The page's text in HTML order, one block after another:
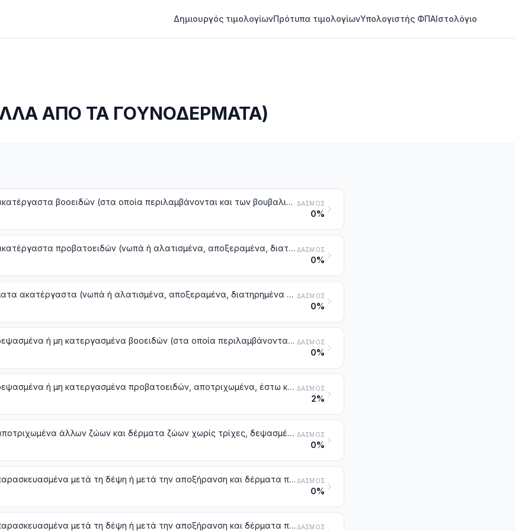
Δημιουργός τιμολογίωνΠρότυπα τιμολογίωνΥπολογιστής ΦΠΑΙστολόγιο
ΑΠΟ ΤΑ ΓΟΥΝΟΔΕΡΜΑΤΑ)
Δέρματα ακατέργαστα βοοειδών (στα οποία περιλαμβάνονται και των βουβαλιών) ή μονόπλων (νωπά ή αλατισμένα, αποξεραμένα, διατηρημένα με ασβέστη, με άλλα διατηρητικά διαλύματα ή αλλιώς διατηρημένα, αλλά όχι δεψασμένα ούτε περγαμηνοειδή, ούτε παρασκευασμένα με άλλο τρόπο), έστω και αποτριχωμένα ή σχισμένα κατά μήκος ΔΑΣΜΌΣ
0%
Δέρματα ακατέργαστα προβατοειδών (νωπά ή αλατισμένα, αποξεραμένα, διατηρημένα με ασβέστη, με άλλα διατηρητικά διαλύματα ή αλλιώς διατηρημένα, αλλά όχι δεψασμένα ούτε περγαμηνοειδή ούτε παρασκευασμένα με άλλο τρόπο), έστω και αποτριχωμένα ή σχισμένα κατά μήκος, άλλα από εκείνα που αποκλείονται στη σημείωση 1 στοιχείο γ) του κεφαλαίου αυτού ΔΑΣΜΌΣ
0%
Άλλα δέρματα ακατέργαστα (νωπά ή αλατισμένα, αποξεραμένα, διατηρημένα με ασβέστη, με άλλα διατηρητικά διαλύματα ή αλλιώς διατηρημένα, αλλά όχι δεψασμένα ούτε περγαμηνοειδή, ούτε παρασκευασμένα με άλλο τρόπο), έστω και αποτριχωμένα ή σχισμένα κατά μήκος, άλλα από εκείνα που αποκλείονται στη σημείωση 1 στοιχεία β) και γ) του κεφαλαίου αυτού ΔΑΣΜΌΣ
0%
Δέρματα δεψασμένα ή μη κατεργασμένα βοοειδών (στα οποία περιλαμβάνονται και των βουβαλιών) ή μονόπλων, αποτριχωμένα, έστω και σχισμένα κατά μήκος, αλλά όχι αλλιώς παρασκευασμένα ΔΑΣΜΌΣ
0%
Δέρματα δεψασμένα ή μη κατεργασμένα προβατοειδών, αποτριχωμένα, έστω και σχισμένα κατά μήκος, αλλά όχι αλλιώς παρασκευασμένα ΔΑΣΜΌΣ
2%
Δέρματα αποτριχωμένα άλλων ζώων και δέρματα ζώων χωρίς τρίχες, δεψασμένα ή μη κατεργασμένα, έστω και σχισμένα κατά μήκος, αλλά όχι αλλιώς παρασκευασμένα ΔΑΣΜΌΣ
0%
Δέρματα παρασκευασμένα μετά τη δέψη ή μετά την αποξήρανση και δέρματα περγαμηνοειδή, βοοειδών (στα οποία περιλαμβάνονται και των βουβαλιών) ή μονόπλων, αποτριχωμένα, έστω και σχισμένα κατά μήκος, άλλα από εκείνα της κλάσης 4114 ΔΑΣΜΌΣ
0%
Δέρματα παρασκευασμένα μετά τη δέψη ή μετά την αποξήρανση και δέρματα περγαμηνοειδή, προβατοειδών, αποτριχωμένα, έστω και σχισμένα κατά μήκος, άλλα από εκείνα της κλάσης 4114 ΔΑΣΜΌΣ